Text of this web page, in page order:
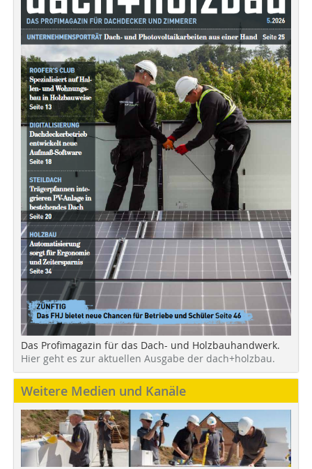
Das Profimagazin für das Dach- und Holzbauhandwerk.
Hier geht es zur aktuellen Ausgabe der dach+holzbau.
Weitere Medien und Kanäle